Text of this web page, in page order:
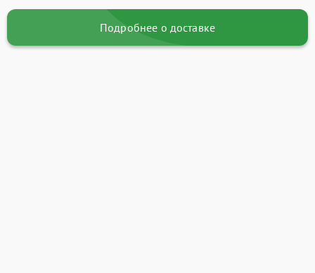
Подробнее о доставке